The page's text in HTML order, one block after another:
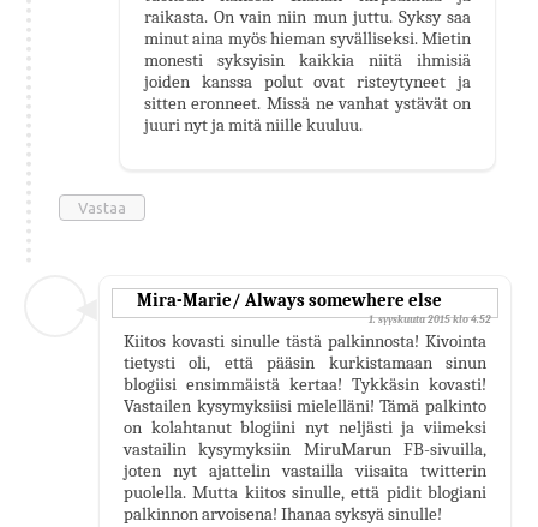
raikasta. On vain niin mun juttu. Syksy saa
minut aina myös hieman syvälliseksi. Mietin
monesti syksyisin kaikkia niitä ihmisiä
joiden kanssa polut ovat risteytyneet ja
sitten eronneet. Missä ne vanhat ystävät on
juuri nyt ja mitä niille kuuluu.
Vastaa
Mira-Marie/ Always somewhere else
1. syyskuuta 2015 klo 4.52
Kiitos kovasti sinulle tästä palkinnosta! Kivointa
tietysti oli, että pääsin kurkistamaan sinun
blogiisi ensimmäistä kertaa! Tykkäsin kovasti!
Vastailen kysymyksiisi mielelläni! Tämä palkinto
on kolahtanut blogiini nyt neljästi ja viimeksi
vastailin kysymyksiin MiruMarun FB-sivuilla,
joten nyt ajattelin vastailla viisaita twitterin
puolella. Mutta kiitos sinulle, että pidit blogiani
palkinnon arvoisena! Ihanaa syksyä sinulle!